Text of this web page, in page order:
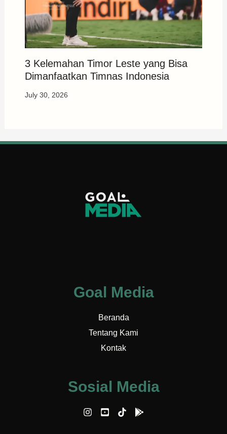
3 Kelemahan Timor Leste yang Bisa
Dimanfaatkan Timnas Indonesia
July 30, 2026
Goal Media
Beranda
Tentang Kami
Kontak
Sosial Media